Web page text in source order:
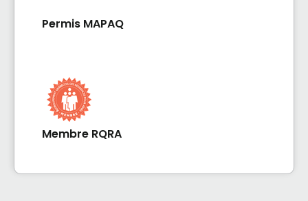
Permis MAPAQ
Membre RQRA